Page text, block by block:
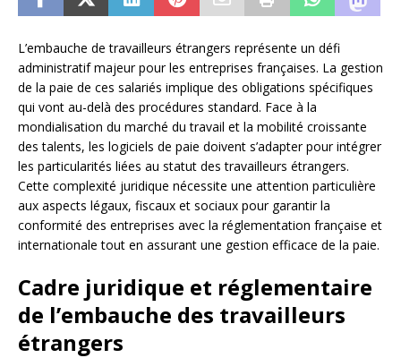
L’embauche de travailleurs étrangers représente un défi
administratif majeur pour les entreprises françaises. La gestion
de la paie de ces salariés implique des obligations spécifiques
qui vont au-delà des procédures standard. Face à la
mondialisation du marché du travail et la mobilité croissante
des talents, les logiciels de paie doivent s’adapter pour intégrer
les particularités liées au statut des travailleurs étrangers.
Cette complexité juridique nécessite une attention particulière
aux aspects légaux, fiscaux et sociaux pour garantir la
conformité des entreprises avec la réglementation française et
internationale tout en assurant une gestion efficace de la paie.
Cadre juridique et réglementaire
de l’embauche des travailleurs
étrangers